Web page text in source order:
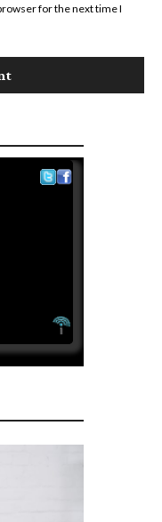
for the next time I